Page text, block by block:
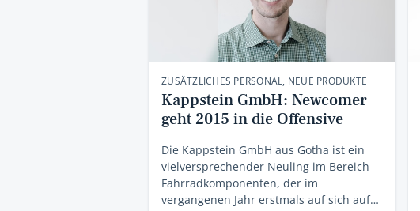
ZUSÄTZLICHES PERSONAL, NEUE PRODUKTE
Kappstein GmbH: Newcomer
geht 2015 in die Offensive
Die Kappstein GmbH aus Gotha ist ein
vielversprechender Neuling im Bereich
Fahrradkomponenten, der im
vergangenen Jahr erstmals auf sich auf…